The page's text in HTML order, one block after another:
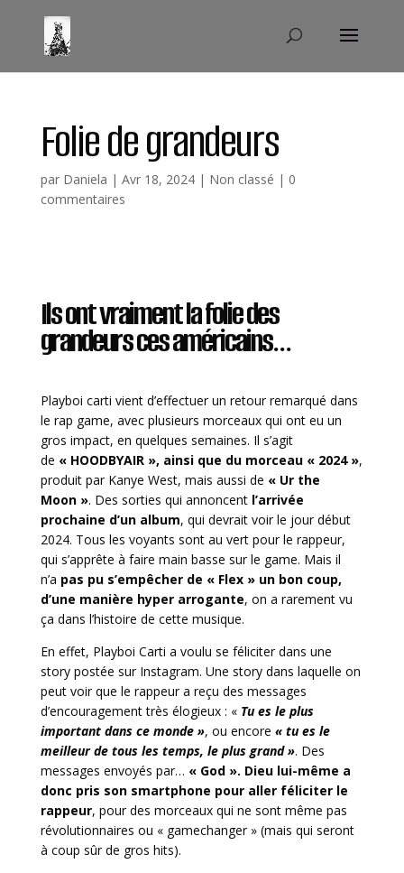
Folie de grandeurs
par Daniela | Avr 18, 2024| Non classé | 0
commentaires
Ils ont vraiment la folie des
grandeurs ces américains…
Playboi carti vient d’effectuer un retour remarqué dans
le rap game, avec plusieurs morceaux qui ont eu un
gros impact, en quelques semaines. Il s’agit
de « HOODBYAIR », ainsi que du morceau « 2024 »,
produit par Kanye West, mais aussi de « Ur the
Moon ». Des sorties qui annoncent l’arrivée
prochaine d’un album, qui devrait voir le jour début
2024. Tous les voyants sont au vert pour le rappeur,
qui s’apprête à faire main basse sur le game. Mais il
n’a pas pu s’empêcher de « Flex » un bon coup,
d’une manière hyper arrogante, on a rarement vu
ça dans l’histoire de cette musique.
En effet, Playboi Carti a voulu se féliciter dans une
story postée sur Instagram. Une story dans laquelle on
peut voir que le rappeur a reçu des messages
d’encouragement très élogieux : « Tu es le plus
important dans ce monde », ou encore « tu es le
meilleur de tous les temps, le plus grand ». Des
messages envoyés par… « God ». Dieu lui-même a
donc pris son smartphone pour aller féliciter le
rappeur, pour des morceaux qui ne sont même pas
révolutionnaires ou « gamechanger » (mais qui seront
à coup sûr de gros hits).